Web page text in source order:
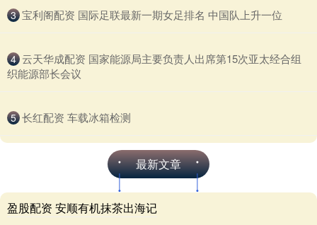
3 ​宝利阁配资 国际足联最新一期女足排名 中国队上升一位
4 ​云天华成配资 国家能源局主要负责人出席第15次亚太经合组
织能源部长会议
5 ​长红配资 车载冰箱检测
最新文章
盈股配资 安顺有机抹茶出海记